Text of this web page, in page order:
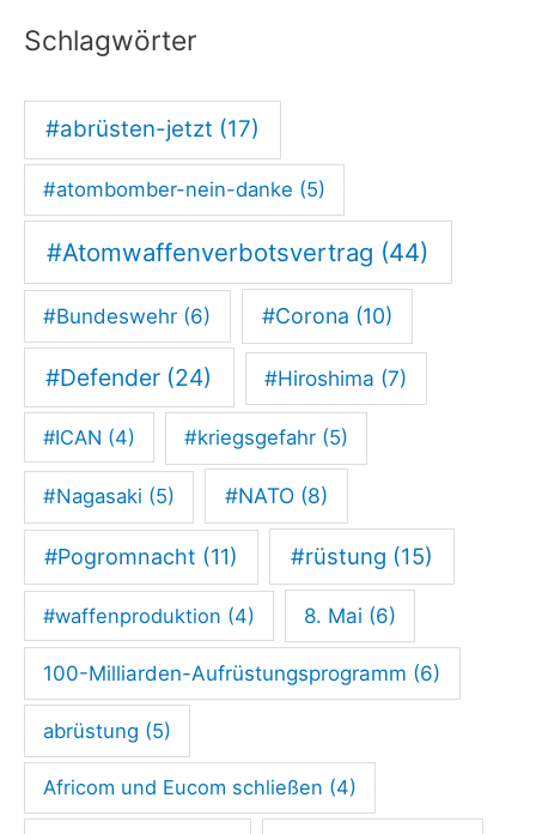
Schlagwörter
#abrüsten-jetzt (17)
#atombomber-nein-danke (5)
#Atomwaffenverbotsvertrag (44)
#Bundeswehr (6) #Corona (10)
#Defender (24) #Hiroshima (7)
#ICAN (4) #kriegsgefahr(5)
#Nagasaki (5) #NATO(8)
#Pogromnacht (11) #rüstung (15)
#waffenproduktion (4) 8. Mai (6)
100-Milliarden-Aufrüstungsprogramm (6)
abrüstung (5)
Africom und Eucom schließen (4)